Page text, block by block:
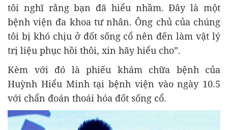
tôi nghĩ rằng bạn đã hiểu nhầm. Đây là một
bệnh viện đa khoa tư nhân. Ông chủ của chúng
tôi bị khó chịu ở đốt sống cổ nên đến làm vật lý
trị liệu phục hồi thôi, xin hãy hiểu cho”.
Kèm với đó là phiếu khám chữa bệnh của
Huỳnh Hiểu Minh tại bệnh viện vào ngày 10.5
với chẩn đoán thoái hóa đốt sống cổ.